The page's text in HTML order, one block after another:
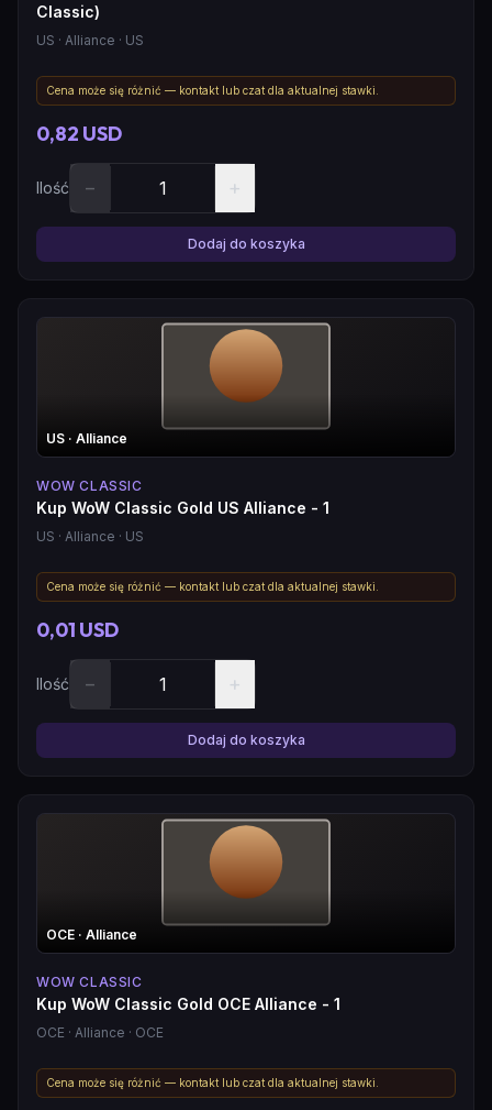
Classic)
US · Alliance · US
Cena może się różnić — kontakt lub czat dla aktualnej stawki.
0,82 USD
Ilość − +
Dodaj do koszyka
US · Alliance
WOW CLASSIC
Kup WoW Classic Gold US Alliance - 1
US · Alliance · US
Cena może się różnić — kontakt lub czat dla aktualnej stawki.
0,01 USD
Ilość − +
Dodaj do koszyka
OCE · Alliance
WOW CLASSIC
Kup WoW Classic Gold OCE Alliance - 1
OCE · Alliance · OCE
Cena może się różnić — kontakt lub czat dla aktualnej stawki.